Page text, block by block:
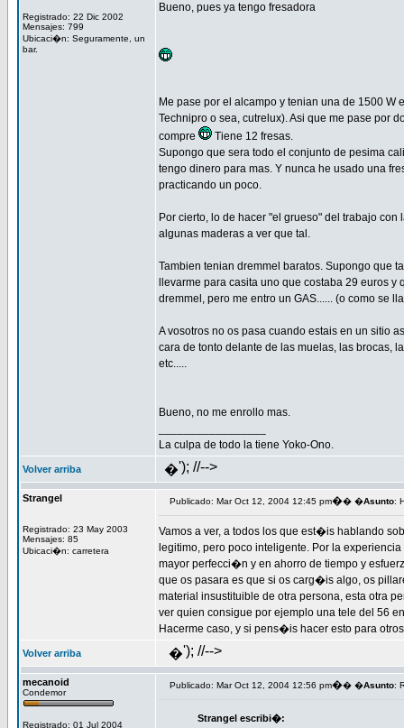
Registrado: 22 Dic 2002
Mensajes: 799
Ubicaci�n: Seguramente, un
bar.
Bueno, pues ya tengo fresadora
Me pase por el alcampo y tenian una de 1500
Technipro o sea, cutrelux). Asi que me pase por
compre
Tiene 12 fresas.
Supongo que sera todo el conjunto de pesima
tengo dinero para mas. Y nunca he usado una
practicando un poco.
Por cierto, lo de hacer "el grueso" del trabajo
algunas maderas a ver que tal.
Tambien tenian dremmel baratos. Supongo que
llevarme para casita uno que costaba 29 euros
dremmel, pero me entro un GAS...... (o como se
A vosotros no os pasa cuando estais en un sitio
cara de tonto delante de las muelas, las brocas,
etc.....
Bueno, no me enrollo mas.
La culpa de todo la tiene Yoko-Ono.
Volver arriba �'); //-->
Strangel
Registrado: 23 May 2003
Mensajes: 85
Ubicaci�n: carretera
Publicado: Mar Oct 12, 2004 12:45 pm�� �Asunto:
Vamos a ver, a todos los que est�is hablando
legitimo, pero poco inteligente. Por la
mayor perfecci�n y en ahorro de tiempo y
que os pasara es que si os carg�is algo, os
material insustituible de otra persona, esta otra
ver quien consigue por ejemplo una tele del 56
Hacerme caso, y si pens�is hacer esto para
Volver arriba �'); //-->
mecanoid
Condemor
Registrado: 01 Jul 2004
Publicado: Mar Oct 12, 2004 12:56 pm�� �Asunto:
Strangel escribi�: